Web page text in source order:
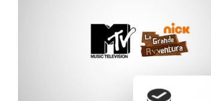
CAMP ORANGE’S SOCIAL GAME